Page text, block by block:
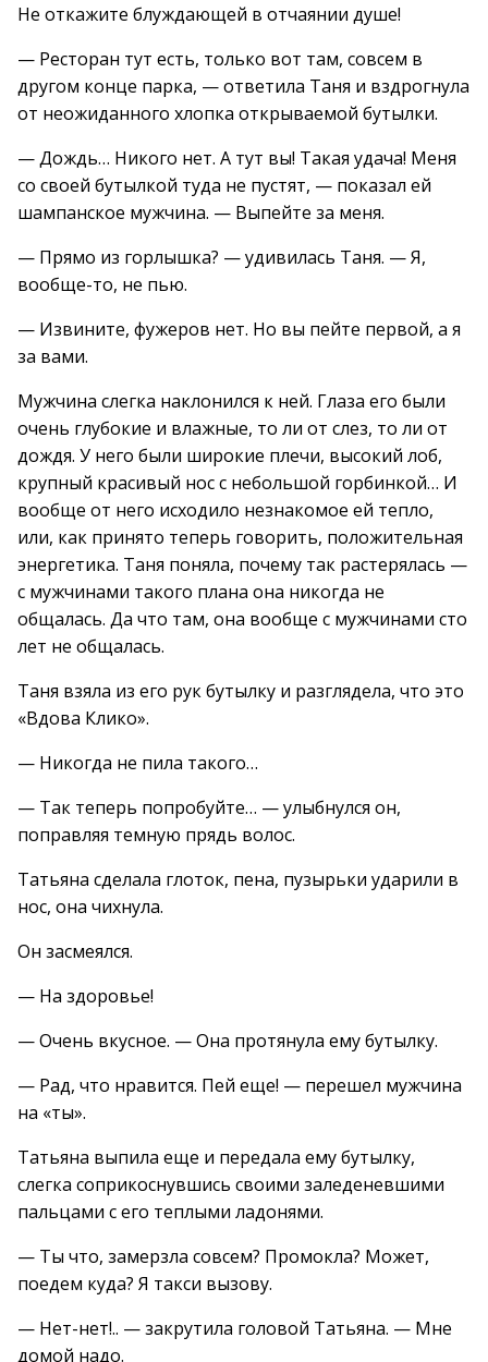
Не откажите блуждающей в отчаянии душе!
— Ресторан тут есть, только вот там, совсем в
другом конце парка, — ответила Таня и вздрогнула
от неожиданного хлопка открываемой бутылки.
— Дождь… Никого нет. А тут вы! Такая удача! Меня
со своей бутылкой туда не пустят, — показал ей
шампанское мужчина. — Выпейте за меня.
— Прямо из горлышка? — удивилась Таня. — Я,
вообще-то, не пью.
— Извините, фужеров нет. Но вы пейте первой, а я
за вами.
Мужчина слегка наклонился к ней. Глаза его были
очень глубокие и влажные, то ли от слез, то ли от
дождя. У него были широкие плечи, высокий лоб,
крупный красивый нос с небольшой горбинкой… И
вообще от него исходило незнакомое ей тепло,
или, как принято теперь говорить, положительная
энергетика. Таня поняла, почему так растерялась —
с мужчинами такого плана она никогда не
общалась. Да что там, она вообще с мужчинами сто
лет не общалась.
Таня взяла из его рук бутылку и разглядела, что это
«Вдова Клико».
— Никогда не пила такого…
— Так теперь попробуйте… — улыбнулся он,
поправляя темную прядь волос.
Татьяна сделала глоток, пена, пузырьки ударили в
нос, она чихнула.
Он засмеялся.
— На здоровье!
— Очень вкусное. — Она протянула ему бутылку.
— Рад, что нравится. Пей еще! — перешел мужчина
на «ты».
Татьяна выпила еще и передала ему бутылку,
слегка соприкоснувшись своими заледеневшими
пальцами с его теплыми ладонями.
— Ты что, замерзла совсем? Промокла? Может,
поедем куда? Я такси вызову.
— Нет-нет!.. — закрутила головой Татьяна. — Мне
домой надо.